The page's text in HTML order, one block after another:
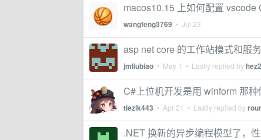
macos10.15 上如何配置 vscode
wangfeng3769 • Jul 23
asp net core 的工作站模式和服
jmliubiao • May 1 • Lastly replied by
C#上位机开发是用 winform 那
tiezlk443 • Apr 21 • Lastly replied by
.NET 换新的异步编程模型了，